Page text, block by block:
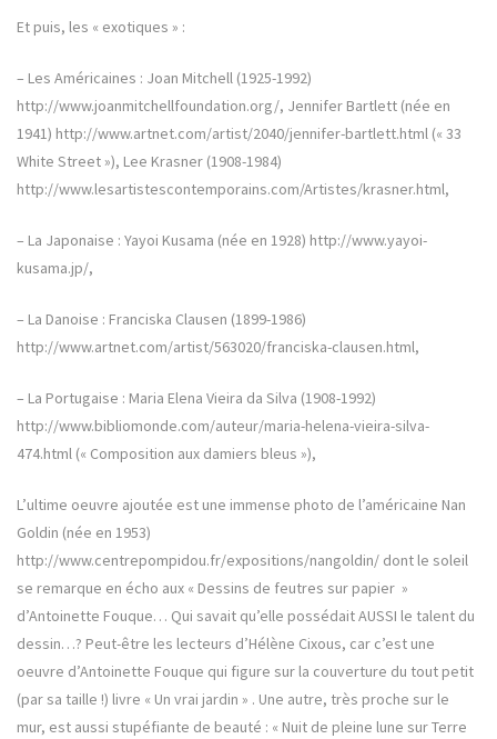
Et puis, les « exotiques » :
– Les Américaines : Joan Mitchell (1925-1992)
http://www.joanmitchellfoundation.org/, Jennifer Bartlett (née en
1941) http://www.artnet.com/artist/2040/jennifer-bartlett.html (« 33
White Street »), Lee Krasner (1908-1984)
http://www.lesartistescontemporains.com/Artistes/krasner.html,
– La Japonaise : Yayoi Kusama (née en 1928) http://www.yayoi-
kusama.jp/,
– La Danoise : Franciska Clausen (1899-1986)
http://www.artnet.com/artist/563020/franciska-clausen.html,
– La Portugaise : Maria Elena Vieira da Silva (1908-1992)
http://www.bibliomonde.com/auteur/maria-helena-vieira-silva-
474.html (« Composition aux damiers bleus »),
L’ultime oeuvre ajoutée est une immense photo de l’américaine Nan
Goldin (née en 1953)
http://www.centrepompidou.fr/expositions/nangoldin/ dont le soleil
se remarque en écho aux « Dessins de feutres sur papier »
d’Antoinette Fouque… Qui savait qu’elle possédait AUSSI le talent du
dessin…? Peut-être les lecteurs d’Hélène Cixous, car c’est une
oeuvre d’Antoinette Fouque qui figure sur la couverture du tout petit
(par sa taille !) livre « Un vrai jardin » . Une autre, très proche sur le
mur, est aussi stupéfiante de beauté : « Nuit de pleine lune sur Terre